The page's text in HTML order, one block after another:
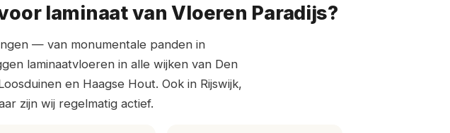
laminaat van Vloeren Paradijs?
— van monumentale panden in
laminaatvloeren in alle wijken van Den
en Haagse Hout. Ook in Rijswijk,
zijn wij regelmatig actief.